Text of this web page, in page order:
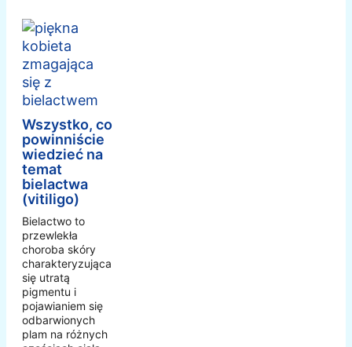
Wszystko, co
powinniście
wiedzieć na
temat
bielactwa
(vitiligo)
Bielactwo to
przewlekła
choroba skóry
charakteryzująca
się utratą
pigmentu i
pojawianiem się
odbarwionych
plam na różnych